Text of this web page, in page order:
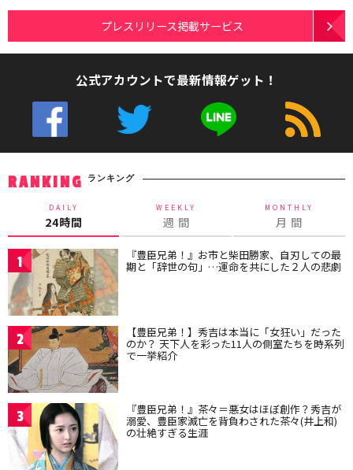
プレスリリース掲載サービス
公式アカウントで最新情報ゲット！
RANKING ランキング
DAILY
24時間
WEEKLY
週 間
MONTHLY
月 間
1 『豊臣兄弟！』お市と柴田勝家、自刃しての最
期と「辞世の句」…運命を共にした２人の悲劇
2 【豊臣兄弟！】秀吉は本当に「女狂い」だった
のか？ 天下人を彩った11人の側室たちを時系列
で一挙紹介
3 『豊臣兄弟！』茶々＝悪女はほぼ創作？秀吉が
溺愛、豊臣家滅亡を背負わされた茶々(井上和)
の壮絶すぎる生涯